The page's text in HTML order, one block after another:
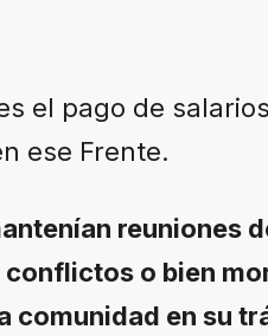
el pago de
ese Frente.
reuniones
o bien
comunidad en su